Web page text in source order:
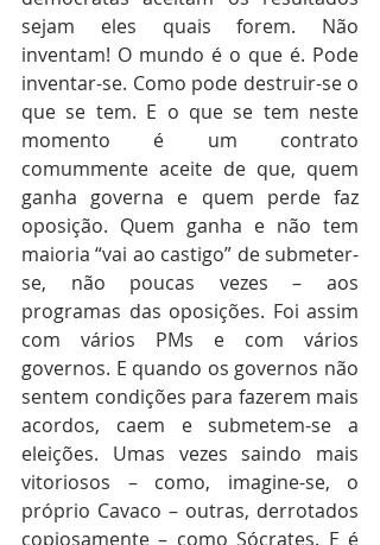
sejam eles quais forem. Não
inventam! O mundo é o que é. Pode
inventar-se. Como pode destruir-se o
que se tem. E o que se tem neste
momento é um contrato
comummente aceite de que, quem
ganha governa e quem perde faz
oposição. Quem ganha e não tem
maioria “vai ao castigo” de submeter-
se, não poucas vezes – aos
programas das oposições. Foi assim
com vários PMs e com vários
governos. E quando os governos não
sentem condições para fazerem mais
acordos, caem e submetem-se a
eleições. Umas vezes saindo mais
vitoriosos – como, imagine-se, o
próprio Cavaco – outras, derrotados
copiosamente – como Sócrates. E é